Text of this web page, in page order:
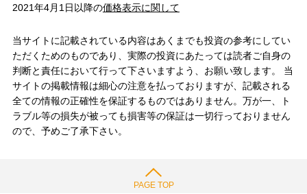
2021年4月1日以降の価格表示に関して
当サイトに記載されている内容はあくまでも投資の参考にしてい
ただくためのものであり、実際の投資にあたっては読者ご自身の
判断と責任において行って下さいますよう、お願い致します。 当
サイトの掲載情報は細心の注意を払っておりますが、記載される
全ての情報の正確性を保証するものではありません。万が一、ト
ラブル等の損失が被っても損害等の保証は一切行っておりません
ので、予めご了承下さい。
PAGE TOP